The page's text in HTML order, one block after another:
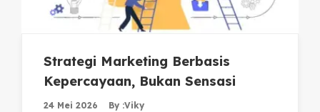
Strategi Marketing Berbasis
Kepercayaan, Bukan Sensasi
24 Mei 2026 By :Viky